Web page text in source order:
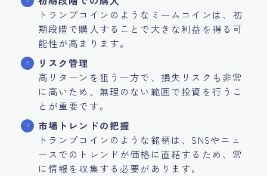
トランプコインのようなミームコインは、初
期段階で購入することで大きな利益を得る可
能性が高まります。
リスク管理
高リターンを狙う一方で、損失リスクも非常
に高いため、無理のない範囲で投資を行うこ
とが重要です。
市場トレンドの把握
トランプコインのような銘柄は、SNSやニュ
ースでのトレンドが価格に直結するため、常
に情報を収集する必要があります。